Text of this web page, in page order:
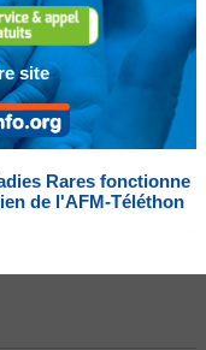
site
Rares fonctionne
de l'AFM-Téléthon